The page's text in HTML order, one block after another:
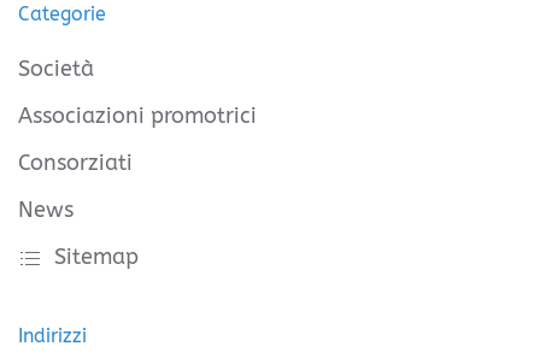
Categorie
Società
Associazioni promotrici
Consorziati
News
Sitemap
Indirizzi